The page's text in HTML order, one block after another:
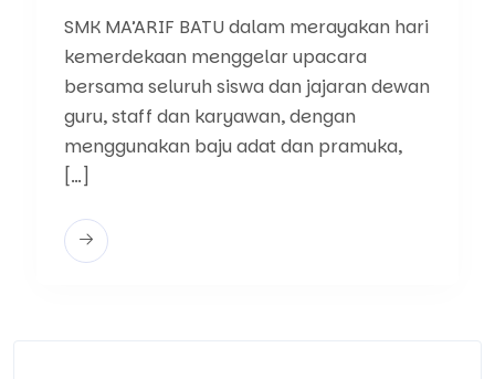
SMK MA’ARIF BATU dalam merayakan hari
kemerdekaan menggelar upacara
bersama seluruh siswa dan jajaran dewan
guru, staff dan karyawan, dengan
menggunakan baju adat dan pramuka,
[…]